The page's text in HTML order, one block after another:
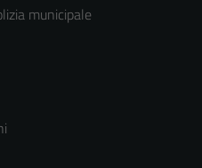
municipale